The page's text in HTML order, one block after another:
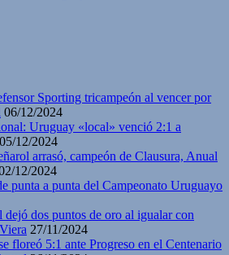
Sporting tricampeón al vencer por
06/12/2024
Uruguay «local» venció 2:1 a
05/12/2024
arrasó, campeón de Clausura, Anual
12/2024
punta a punta del Campeonato Uruguayo
dejó dos puntos de oro al igualar con
27/11/2024
floreó 5:1 ante Progreso en el Centenario